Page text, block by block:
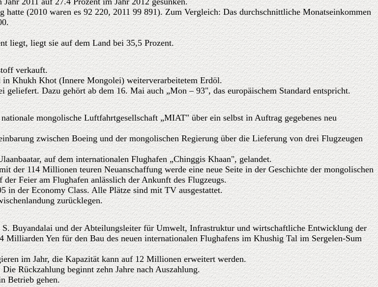
(2010 waren es 92 220, 2011 99 891). Zum Vergleich: Das durchschnittliche Monatseinkommen
liegt, liegt sie auf dem Land bei 35,5 Prozent.
verkauft.
Khukh Khot (Innere Mongolei) weiterverarbeitetem Erdöl.
Dazu gehört ab dem 16. Mai auch „Mon – 93", das europäischem Standard entspricht.
mongolische Luftfahrtgesellschaft „MIAT" über ein selbst in Auftrag gegebenes neu
zwischen Boeing und der mongolischen Regierung über die Lieferung von drei Flugzeugen
auf dem internationalen Flughafen „Chinggis Khaan", gelandet.
der 114 Millionen teuren Neuanschaffung werde eine neue Seite in der Geschichte der mongolischen
Feier am Flughafen anlässlich der Ankunft des Flugzeugs.
in der Economy Class. Alle Plätze sind mit TV ausgestattet.
zurücklegen.
Buyandalai und der Abteilungsleiter für Umwelt, Infrastruktur und wirtschaftliche Entwicklung der
Yen für den Bau des neuen internationalen Flughafens im Khushig Tal im Sergelen-Sum
im Jahr, die Kapazität kann auf 12 Millionen erweitert werden.
Rückzahlung beginnt zehn Jahre nach Auszahlung.
Betrieb gehen.